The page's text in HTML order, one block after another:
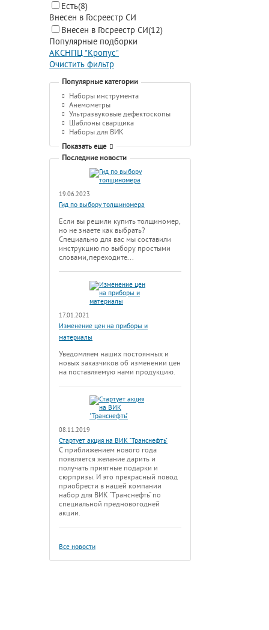
Есть(8)
Внесен в Госреестр СИ
Внесен в Госреестр СИ(12)
Популярные подборки
АКСНПЦ "Кропус"
Очистить фильтр
Популярные категории
Наборы инструмента
Анемометры
Ультразвуковые дефектоскопы
Шаблоны сварщика
Наборы для ВИК
Показать еще
Последние новости
19.06.2023
Гид по выбору толщиномера
Если вы решили купить толщиномер,
но не знаете как выбрать?
Специально для вас мы составили
инструкцию по выбору простыми
словами, переходите...
17.01.2021
Изменение цен на приборы и
материалы
Уведомляем наших постоянных и
новых заказчиков об изменении цен
на поставляемую нами продукцию.
08.11.2019
Стартует акция на ВИК "Транснефть"
С приближением нового года
появляется желание дарить и
получать приятные подарки и
сюрпризы. И это прекрасный повод
приобрести в нашей компании
набор для ВИК "Транснефть" по
специальной предновогодней
акции.
Все новости